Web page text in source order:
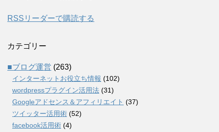
RSSリーダーで購読する
カテゴリー
■ブログ運営 (263)
インターネットお役立ち情報 (102)
wordpressプラグイン活用法 (31)
Googleアドセンス＆アフィリエイト (37)
ツイッター活用術 (52)
facebook活用術 (4)